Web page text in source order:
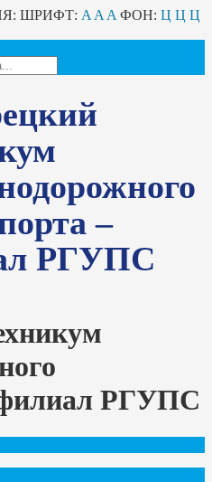
ШРИФТ: A A A ФОН: Ц Ц Ц
–
РГУПС
филиал РГУПС